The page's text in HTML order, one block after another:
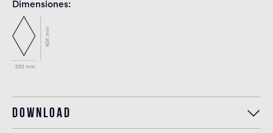
Dimensiones
Download